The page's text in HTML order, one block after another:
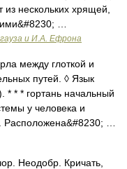
нескольких хрящей,
…
и И.А. Ефрона
между глоткой и
путей. ◊ Язык
* * * гортань начальный
у человека и
Расположена&#8230; …
Неодобр. Кричать,